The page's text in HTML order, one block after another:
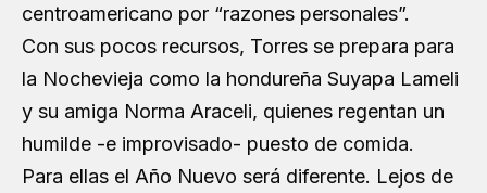
centroamericano por “razones personales”.
Con sus pocos recursos, Torres se prepara para
la Nochevieja como la hondureña Suyapa Lameli
y su amiga Norma Araceli, quienes regentan un
humilde -e improvisado- puesto de comida.
Para ellas el Año Nuevo será diferente. Lejos de